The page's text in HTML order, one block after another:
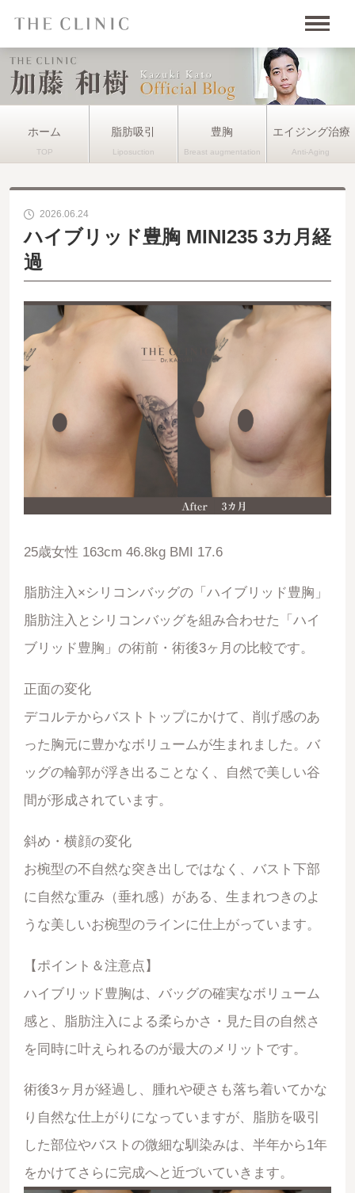
ホーム 脂肪吸引 豊胸 エイジング治療
2026.06.24
ハイブリッド豊胸 MINI235 3カ月経
過
25歳女性 163cm 46.8kg BMI 17.6
脂肪注入×シリコンバッグの「ハイブリッド豊胸」
脂肪注入とシリコンバッグを組み合わせた「ハイ
ブリッド豊胸」の術前・術後3ヶ月の比較です。
正面の変化
デコルテからバストトップにかけて、削げ感のあ
った胸元に豊かなボリュームが生まれました。バ
ッグの輪郭が浮き出ることなく、自然で美しい谷
間が形成されています。
斜め・横顔の変化
お椀型の不自然な突き出しではなく、バスト下部
に自然な重み（垂れ感）がある、生まれつきのよ
うな美しいお椀型のラインに仕上がっています。
【ポイント＆注意点】
ハイブリッド豊胸は、バッグの確実なボリューム
感と、脂肪注入による柔らかさ・見た目の自然さ
を同時に叶えられるのが最大のメリットです。
術後3ヶ月が経過し、腫れや硬さも落ち着いてかな
り自然な仕上がりになっていますが、脂肪を吸引
した部位やバストの微細な馴染みは、半年から1年
をかけてさらに完成へと近づいていきます。